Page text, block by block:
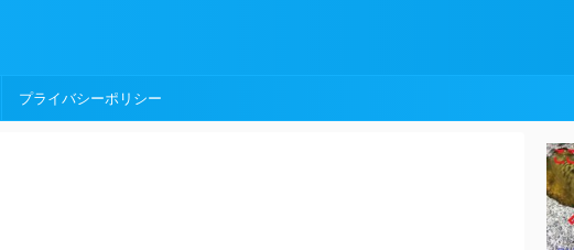
プライバシーポリシー